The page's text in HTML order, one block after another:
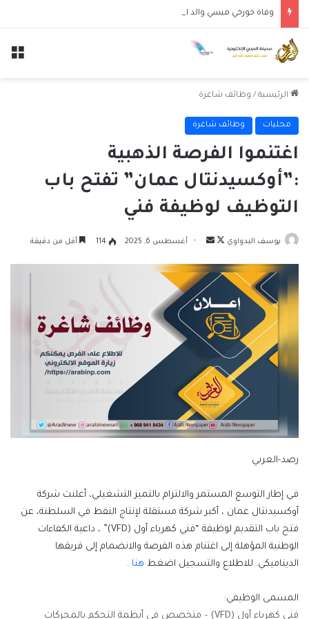
وفاة خورخي ميسي والد النجم الأرجنتيني ليونيل ميسي عن عمر 68 عاماً
الرئيسية / وظائف شاغرة
محليات وظائف شاغرة
اغتنموا الفرصة الذهبية
:”أوكسيدنتال عمان” تفتح باب
التوظيف لوظيفة فني
يوسف البدواوي
تابع
X
أرسل
إلكترونيا
أغسطس 6, 2025 114 أقل من دقيقة
رصد-العربي
في إطار التوسع المستمر والالتزام بالتميز التشغيلي، أعلنت شركة
أوكسيدنتال عمان ، أكبر شركة مستقلة لإنتاج النفط في السلطنة، عن
فتح باب التقديم لوظيفة “فني كهرباء أول (VFD)” ، داعية الكفاءات
الوطنية المؤهلة إلى اغتنام هذه الفرصة والانضمام إلى فريقها
الديناميكي. للاطلاع والتسجيل اضغط هنا .
المسمى الوظيفي:
فني كهرباء أول (VFD) – متخصص في أنظمة التحكم بالمحركات